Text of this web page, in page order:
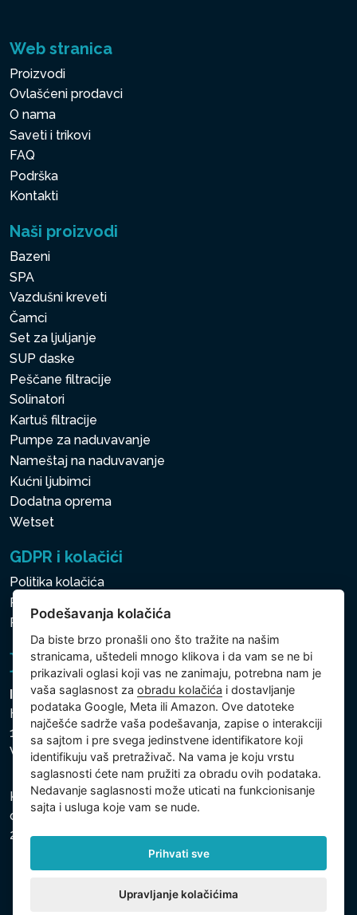
Web stranica
Proizvodi
Ovlašćeni prodavci
O nama
Saveti i trikovi
FAQ
Podrška
Kontakti
Naši proizvodi
Bazeni
SPA
Vazdušni kreveti
Čamci
Set za ljuljanje
SUP daske
Peščane filtracije
Solinatori
Kartuš filtracije
Pumpe za naduvavanje
Nameštaj na naduvavanje
Kućni ljubimci
Dodatna oprema
Wetset
GDPR i kolačići
Politika kolačića
Politika zaštite ličnih i drugih obrađivanih podataka
Politika kolačića
Intex Trading, s.r.o.
Hradecká 2526/3
130 00 Praha 3
Vinohrady - Česká republika
Kompanija je registrovana u Opštinskom sudu u Pragu,
odeljak C, uložak 74759, Identifikacioni broj kompanije:
26150808, Poreski identifikacioni broj: CZ26150808.
Podešavanja kolačića
Da biste brzo pronašli ono što tražite na našim
stranicama, uštedeli mnogo klikova i da vam se ne bi
prikazivali oglasi koji vas ne zanimaju, potrebna nam je
vaša saglasnost zaobradu kolačića i dostavljanje
podataka Google, Meta ili Amazon. Ove datoteke
najčešće sadrže vaša podešavanja, zapise o interakciji
sa sajtom i pre svega jedinstvene identifikatore koji
identifikuju vaš pretraživač. Na vama je koju vrstu
saglasnosti ćete nam pružiti za obradu ovih podataka.
Nedavanje saglasnosti može uticati na funkcionisanje
sajta i usluga koje vam se nude.
Prihvati sve
Upravljanje kolačićima